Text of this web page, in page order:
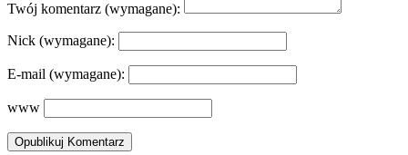
Twój komentarz (wymagane):
Nick (wymagane):
E-mail (wymagane):
www